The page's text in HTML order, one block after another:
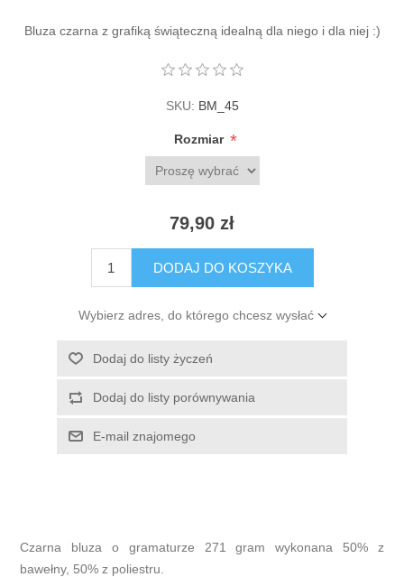
Bluza czarna z grafiką świąteczną idealną dla niego i dla niej :)
SKU: BM_45
Rozmiar *
79,90 zł
DODAJ DO KOSZYKA
Wybierz adres, do którego chcesz wysłać
Dodaj do listy życzeń
Dodaj do listy porównywania
E-mail znajomego
Czarna bluza o gramaturze 271 gram wykonana 50% z
bawełny, 50% z poliestru.